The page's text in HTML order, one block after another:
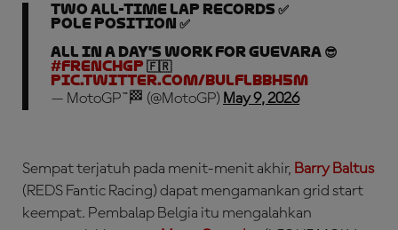
Two all-time lap records ✅
Pole position ✅
All in a day's work for Guevara 😎
#FrenchGP 🇫🇷
pic.twitter.com/BuLFlbBH5M
— MotoGP™🏁 (@MotoGP) May 9, 2026
Sempat terjatuh pada menit-menit akhir, Barry Baltus
(REDS Fantic Racing) dapat mengamankan grid start
keempat. Pembalap Belgia itu mengalahkan